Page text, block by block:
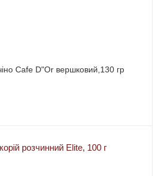
Cafe D"Or вершковий,130 гр